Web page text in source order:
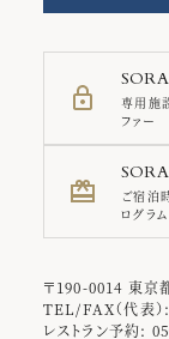
専用施
ファー
ご宿泊
ログラム
〒190-0014 東京
TEL/FAX（代表
レストラン予約: